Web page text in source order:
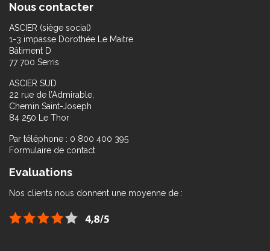
Nous contacter
ASCIER (siège social)
1-3 impasse Dorothée Le Maitre
Bâtiment D
77 700 Serris
ASCIER SUD
22 rue de l’Admirable,
Chemin Saint-Joseph
84 250 Le Thor
Par téléphone : 0 800 400 395
Formulaire de contact
Evaluations
Nos clients nous donnent une moyenne de :